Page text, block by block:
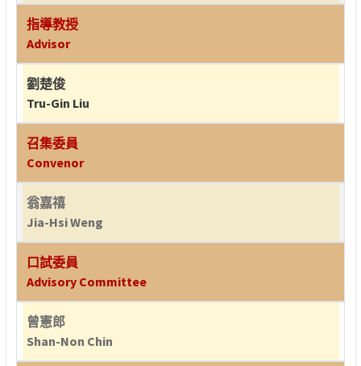
指導教授
Advisor
劉楚俊
Tru-Gin Liu
召集委員
Convenor
翁嘉禧
Jia-Hsi Weng
口試委員
Advisory Committee
曾憲郎
Shan-Non Chin